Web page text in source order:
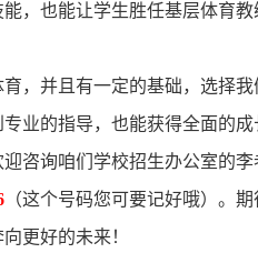
，也能让学生胜任基层体育
，并且有一定的基础，选择
业的指导，也能获得全面的
咨询咱们学校招生办公室的
（这个号码您可要记好哦）。
更好的未来！